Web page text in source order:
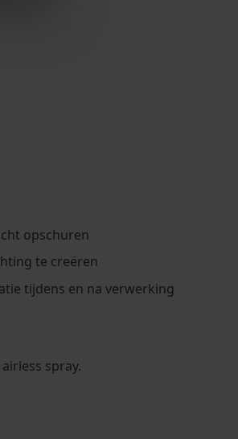
opschuren
te creëren
tijdens en na verwerking
spray.